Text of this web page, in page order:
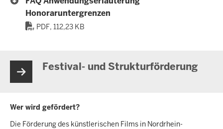
Honoraruntergrenzen
PDF, 112,23 KB
Festival- und Strukturförderung
Wer wird gefördert?
Die Förderung des künstlerischen Films in Nordrhein-